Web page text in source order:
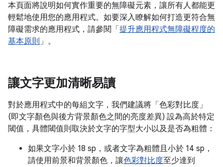
本頁面將說明如何實作重要的無障礙元素，讓所有人都能更
輕鬆地使用您的應用程式。如要深入瞭解如何打造更符合無
障礙需求的應用程式，請參閱「 提升應用程式無障礙程度的
基本原則 」。
讓文字更加清晰易讀
對於應用程式中的每組文字，我們建議將「色彩對比度」
(即文字顏色與後方背景顏色之間的亮度差異) 設為高於特定
閾值，具體閾值則取決於文字的字型大小以及是否為粗體：
如果文字小於 18 sp，或者文字為粗體且小於 14 sp，
請使用前景和背景顏色，讓色彩對比度至少達到